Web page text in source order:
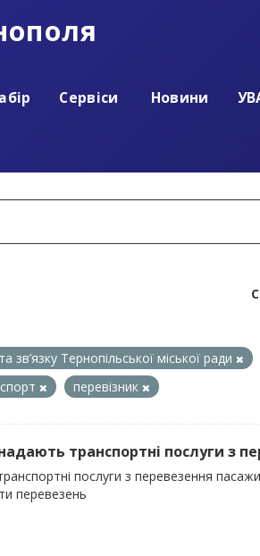
Сервіси Новини
Тернопільської міської ради
перевізник
транспортні послуги з
послуги з перевезення
перевезень